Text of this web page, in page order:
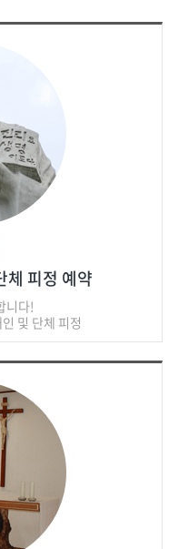
체 피정 예약
니다!
및 단체 피정